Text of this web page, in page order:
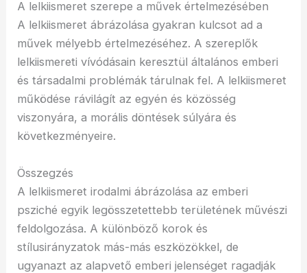
A lelkiismeret szerepe a művek értelmezésében
A lelkiismeret ábrázolása gyakran kulcsot ad a
művek mélyebb értelmezéséhez. A szereplők
lelkiismereti vívódásain keresztül általános emberi
és társadalmi problémák tárulnak fel. A lelkiismeret
működése rávilágít az egyén és közösség
viszonyára, a morális döntések súlyára és
következményeire.
Összegzés
A lelkiismeret irodalmi ábrázolása az emberi
psziché egyik legösszetettebb területének művészi
feldolgozása. A különböző korok és
stílusirányzatok más-más eszközökkel, de
ugyanazt az alapvető emberi jelenséget ragadják